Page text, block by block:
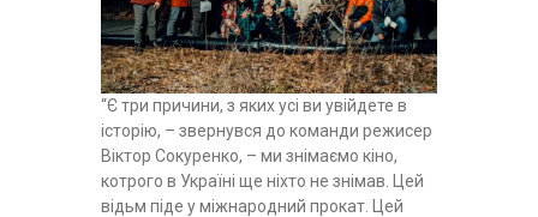
“Є три причини, з яких усі ви увійдете в
історію, – звернувся до команди режисер
Віктор Сокуренко, – ми знімаємо кіно,
котрого в Україні ще ніхто не знімав. Цей
відьм піде у міжнародний прокат. Цей